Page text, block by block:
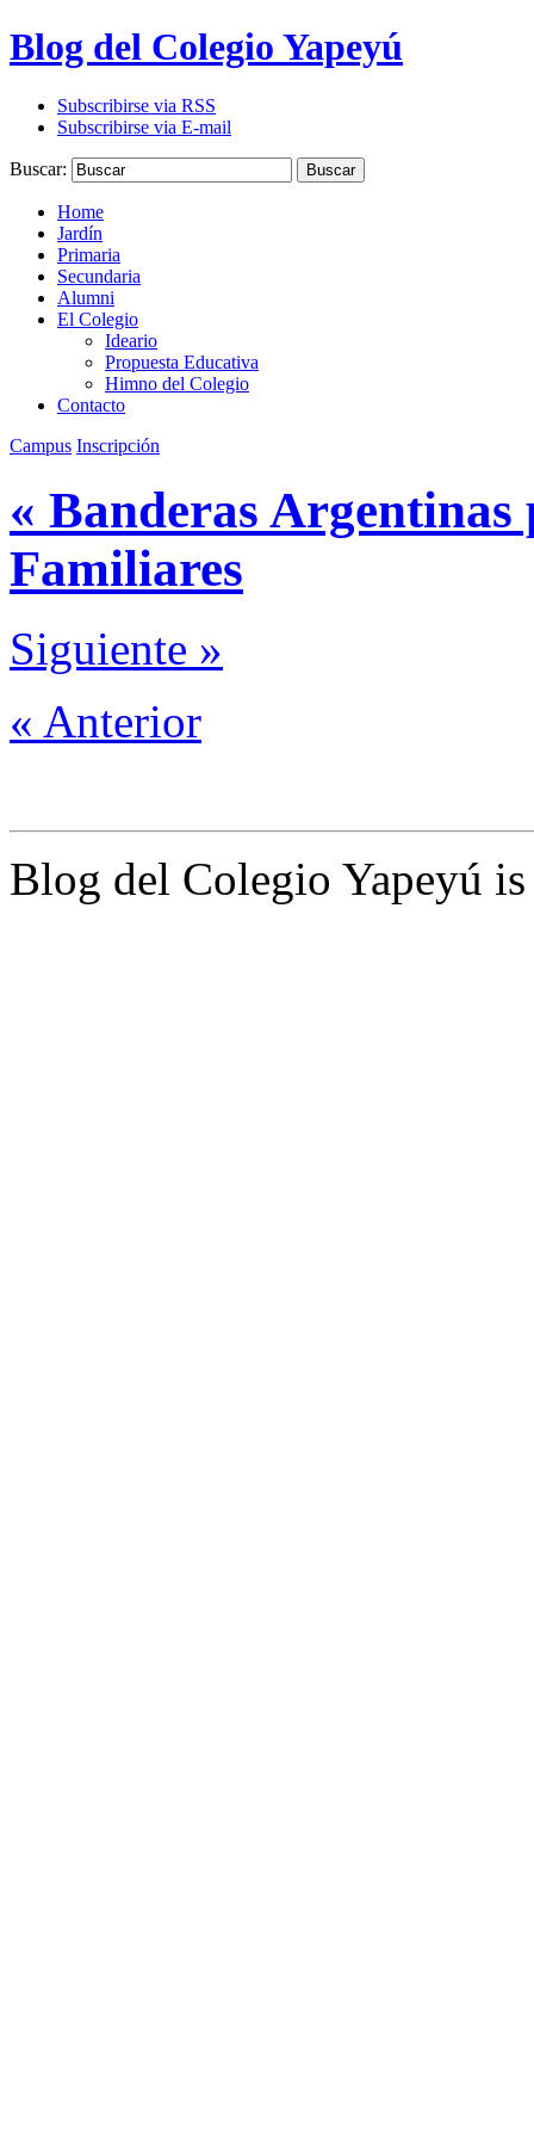
Blog del Colegio Yapeyú
Subscribirse via RSS
Subscribirse via E-mail
Buscar: Buscar
Home
Jardín
Primaria
Secundaria
Alumni
El Colegio
Ideario
Propuesta Educativa
Himno del Colegio
Contacto
Campus Inscripción
« Banderas
Familiares
Siguiente »
« Anterior
Blog del Colegio Yapeyú